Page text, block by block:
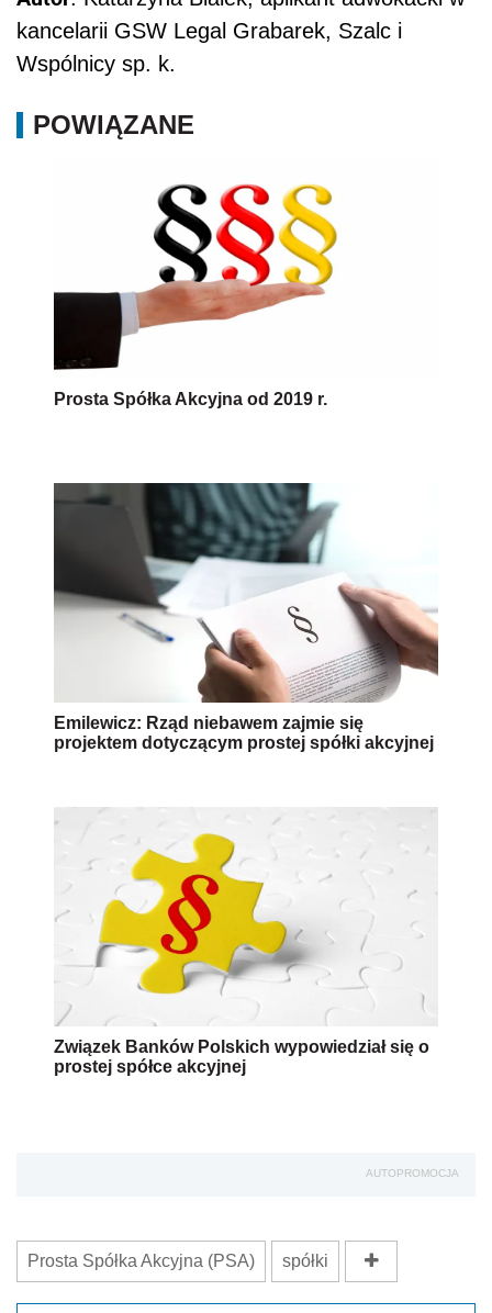
kancelarii GSW Legal Grabarek, Szalc i
Wspólnicy sp. k.
POWIĄZANE
Prosta Spółka Akcyjna od 2019 r.
Emilewicz: Rząd niebawem zajmie się
projektem dotyczącym prostej spółki akcyjnej
Związek Banków Polskich wypowiedział się o
prostej spółce akcyjnej
AUTOPROMOCJA
Prosta Spółka Akcyjna (PSA) spółki